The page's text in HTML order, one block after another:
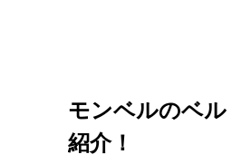
モンベルのベ
紹介！